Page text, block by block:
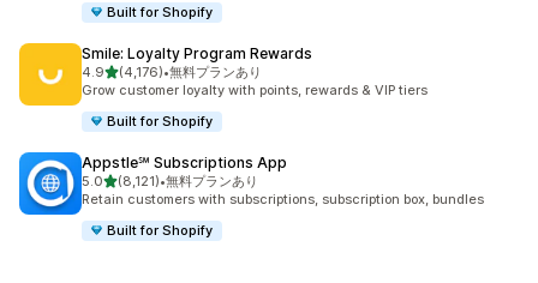
Built for Shopify
Smile: Loyalty Program Rewards
4.95つ星中
(4,176)
合計レビュー数：4176件
•無料プランあり
Grow customer loyalty with points, rewards & VIP tiers
Built for Shopify
Appstle℠ Subscriptions App
5.05つ星中
(8,121)
合計レビュー数：8121件
•無料プランあり
Retain customers with subscriptions, subscription box, bundles
Built for Shopify